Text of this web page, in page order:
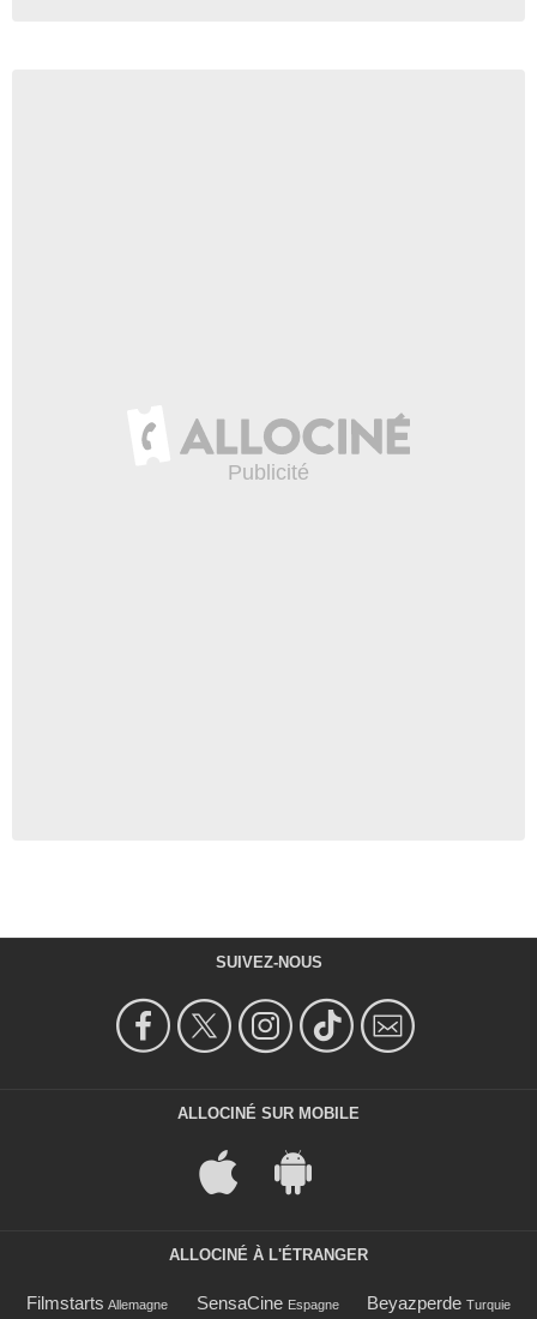
SUIVEZ-NOUS
ALLOCINÉ SUR MOBILE
ALLOCINÉ À L'ÉTRANGER
Filmstarts Allemagne SensaCine Espagne Beyazperde Turquie